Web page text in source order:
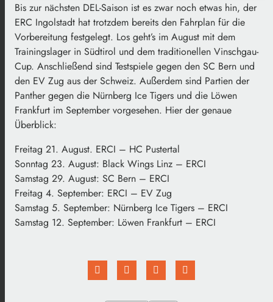
Bis zur nächsten DEL-Saison ist es zwar noch etwas hin, der
ERC Ingolstadt hat trotzdem bereits den Fahrplan für die
Vorbereitung festgelegt. Los geht’s im August mit dem
Trainingslager in Südtirol und dem traditionellen Vinschgau-
Cup. Anschließend sind Testspiele gegen den SC Bern und
den EV Zug aus der Schweiz. Außerdem sind Partien der
Panther gegen die Nürnberg Ice Tigers und die Löwen
Frankfurt im September vorgesehen. Hier der genaue
Überblick:
Freitag 21. August. ERCI – HC Pustertal
Sonntag 23. August: Black Wings Linz – ERCI
Samstag 29. August: SC Bern – ERCI
Freitag 4. September: ERCI – EV Zug
Samstag 5. September: Nürnberg Ice Tigers – ERCI
Samstag 12. September: Löwen Frankfurt – ERCI